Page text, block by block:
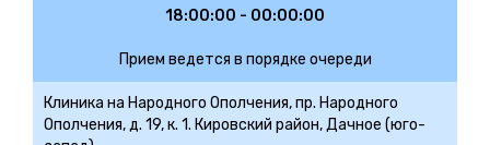
18:00:00 - 00:00:00
Прием ведется в порядке очереди
Клиника на Народного Ополчения, пр. Народного
Ополчения, д. 19, к. 1. Кировский район, Дачное (юго-